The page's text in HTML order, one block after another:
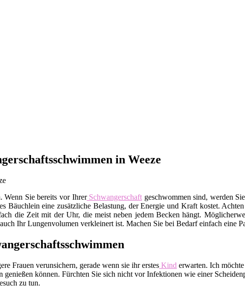
in Weeze
Wenn Sie bereits vor IhrerSchwangerschaft geschwommen sind, werden
Bäuchlein eine zusätzliche Belastung, der Energie und Kraft kostet.
die Zeit mit der Uhr, die meist neben jedem Becken hängt.
Ihr Lungenvolumen verkleinert ist. Machen Sie bei Bedarf einfach eine
Frauen verunsichern, gerade wenn sie ihr erstes Kind erwarten. Ich
genießen können. Fürchten Sie sich nicht vor Infektionen wie einer
zu tun.